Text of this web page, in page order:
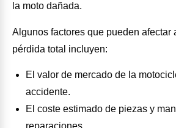
la moto dañada.
Algunos factores que pueden afectar
pérdida total incluyen:
El valor de mercado de la
accidente.
El coste estimado de piezas y
reparaciones.